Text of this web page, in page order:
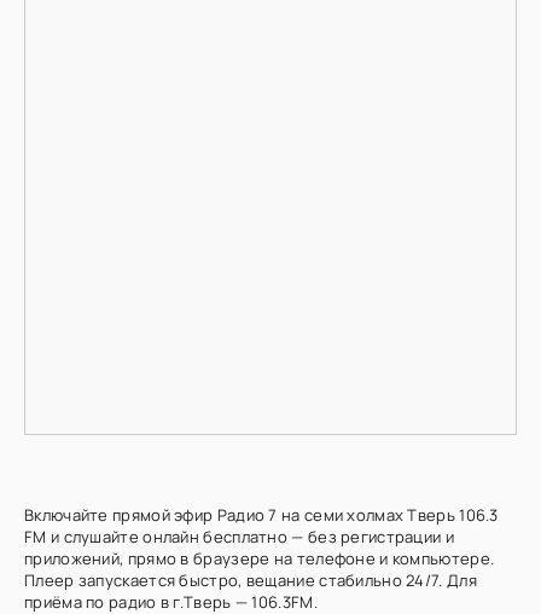
Включайте прямой эфир Радио 7 на семи холмах Тверь 106.3
FM и слушайте онлайн бесплатно — без регистрации и
приложений, прямо в браузере на телефоне и компьютере.
Плеер запускается быстро, вещание стабильно 24/7. Для
приёма по радио в г.Тверь — 106.3FM.